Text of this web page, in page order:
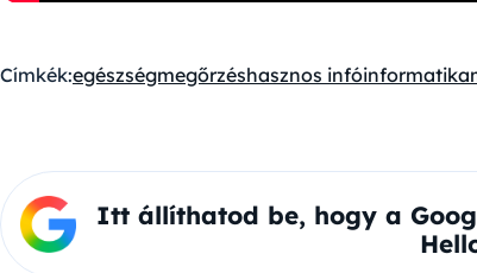
Címkék:egészségmegőrzéshasznos infóinformatika
Itt állíthatod be, hogy a